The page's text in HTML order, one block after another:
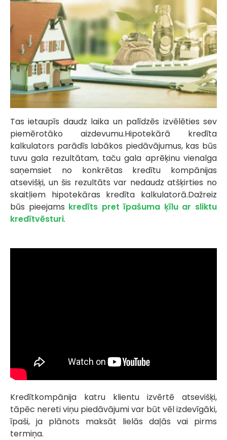
Tas ietaupīs daudz laika un palīdzēs izvēlēties sev
piemērotāko aizdevumu.Hipotekārā kredīta
kalkulators parādīs labākos piedāvājumus, kas būs
tuvu gala rezultātam, taču gala aprēķinu vienalga
saņemsiet no konkrētas kredītu kompānijas
atsevišķi, un šis rezultāts var nedaudz atšķirties no
skaitļiem hipotekāras kredīta kalkulatorā.Dažreiz
būs pieejams kredīts pret īpašuma ķīlu ar sliktu
kredītvēsturi.
Kredītkompānija katru klientu izvērtē atsevišķi,
tāpēc nereti viņu piedāvājumi var būt vēl izdevīgāki,
īpaši, ja plānots maksāt lielās daļās vai pirms
termiņa.